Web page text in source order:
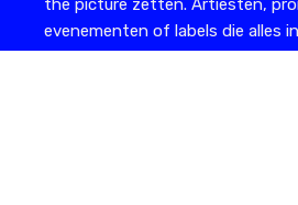
the picture zetten. Artiesten,
evenementen of labels die alles